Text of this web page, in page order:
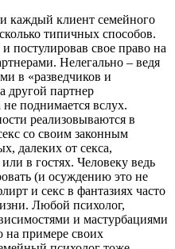
каждый клиент семейного
типичных способов.
постулировав свое право на
Нелегально – ведя
в «разведчиков и
другой партнер
не поднимается вслух.
реализовываются в
со своим законным
далеких от секса,
в гостях. Человеку ведь
(и осуждению это не
и секс в фантазиях часто
Любой психолог,
и мастурбациями
на примере своих